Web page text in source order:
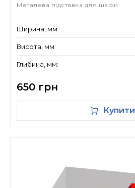
Металева підставка для шафи
Ширина, мм:
Висота, мм:
Глибина, мм:
650 грн
Купити